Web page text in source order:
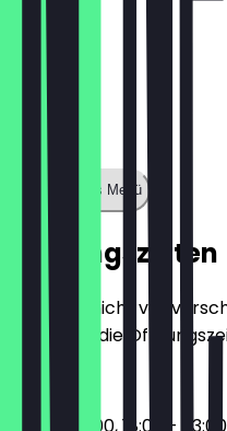
Zeige ganzes Menü
Öffnungszeiten
Damit du nicht vor
halten wir die
09:00 - 15:00, 18:00 -